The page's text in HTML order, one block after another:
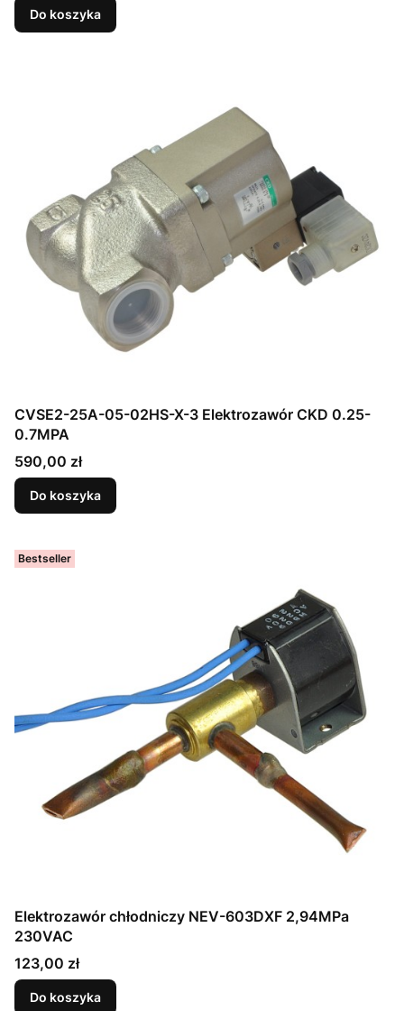
Do koszyka
CVSE2-25A-05-02HS-X-3 Elektrozawór CKD 0.25-
0.7MPA
Cena
590,00 zł
Do koszyka
Bestseller
Elektrozawór chłodniczy NEV-603DXF 2,94MPa
230VAC
Cena
123,00 zł
Do koszyka